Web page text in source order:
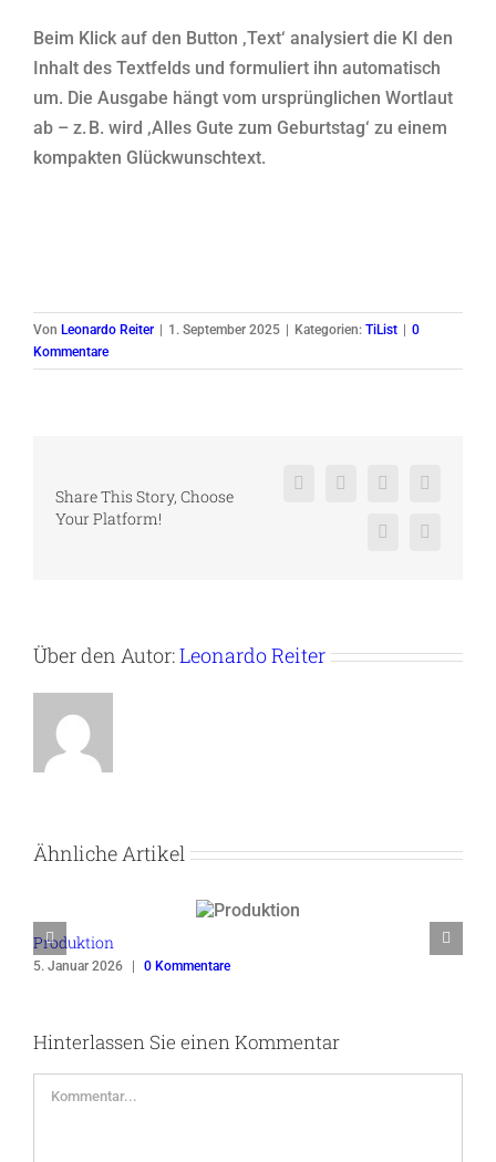
Beim Klick auf den Button ‚Text‘ analysiert die KI den
Inhalt des Textfelds und formuliert ihn automatisch
um. Die Ausgabe hängt vom ursprünglichen Wortlaut
ab – z. B. wird ‚Alles Gute zum Geburtstag‘ zu einem
kompakten Glückwunschtext.
Von Leonardo Reiter | 1. September 2025 | Kategorien: TiList | 0
Kommentare
Share This Story, Choose
Your Platform!
Facebook
X RedditLinkedIn
PinterestVk
Über den Autor:Leonardo Reiter
Ähnliche Artikel
Produktion
5. Januar 2026 | 0 Kommentare
Hinterlassen Sie einen Kommentar
Kommentar